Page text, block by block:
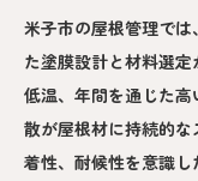
米子市の屋根管理で
た塗膜設計と材料選
低温、年間を通じた
散が屋根材に持続的
着性、耐候性を意識